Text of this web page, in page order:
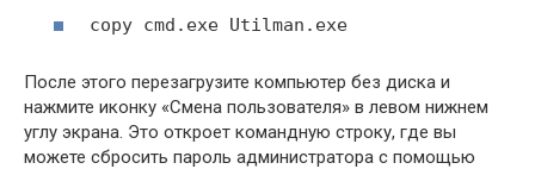
copy cmd.exe Utilman.exe
После этого перезагрузите компьютер без диска и
нажмите иконку «Смена пользователя» в левом нижнем
углу экрана. Это откроет командную строку, где вы
можете сбросить пароль администратора с помощью